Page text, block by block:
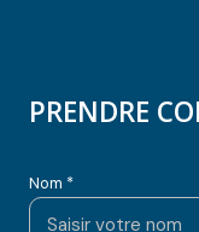
PRENDRE
Nom *